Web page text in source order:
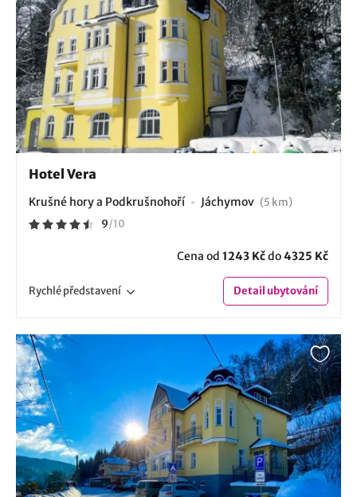
Hotel Vera
Krušné hory a Podkrušnohoří Jáchymov (5 km)
9/10
Cena od 1243 Kčdo4325 Kč
Rychlépředstavení Detailubytování